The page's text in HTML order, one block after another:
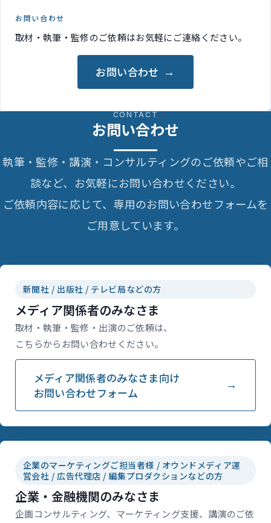
お問い合わせ
取材・執筆・監修のご依頼はお気軽にご連絡ください。
お問い合わせ
CONTACT
お問い合わせ
執筆・監修・講演・コンサルティングのご依頼やご相
談など、お気軽にお問い合わせください。
ご依頼内容に応じて、専用のお問い合わせフォームを
ご用意しています。
新聞社 / 出版社 / テレビ局などの方
メディア関係者のみなさま
取材・執筆・監修・出演のご依頼は、
こちらからお問い合わせください。
メディア関係者のみなさま向け
お問い合わせフォーム
企業のマーケティングご担当者様 / オウンドメディア運
営会社 / 広告代理店 / 編集プロダクションなどの方
企業・金融機関のみなさま
企画コンサルティング、マーケティング支援、講演のご依